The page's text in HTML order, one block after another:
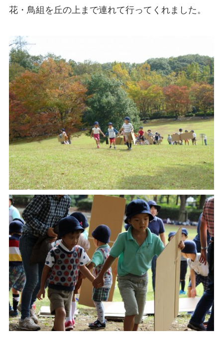
花・鳥組を丘の上まで連れて行ってくれました。